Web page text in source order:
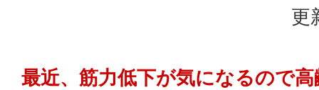
更
最近、筋力低下が気になるので